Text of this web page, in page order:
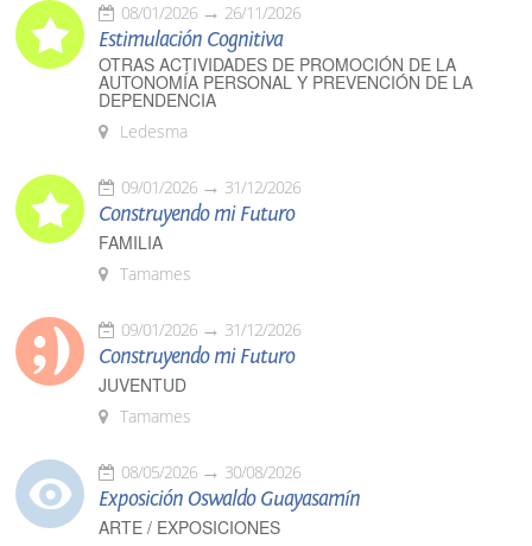
08/01/2026 26/11/2026
Estimulación Cognitiva
OTRAS ACTIVIDADES DE PROMOCIÓN DE LA
AUTONOMÍA PERSONAL Y PREVENCIÓN DE LA
DEPENDENCIA
Ledesma
09/01/2026 31/12/2026
Construyendo mi Futuro
FAMILIA
Tamames
09/01/2026 31/12/2026
Construyendo mi Futuro
JUVENTUD
Tamames
08/05/2026 30/08/2026
Exposición Oswaldo Guayasamín
ARTE / EXPOSICIONES